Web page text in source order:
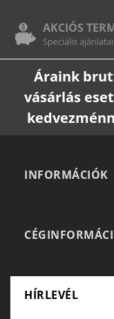
AKCIÓS
Speciális
Áraink
vásárlás
INFORMÁCIÓK
HÍRLEVÉL